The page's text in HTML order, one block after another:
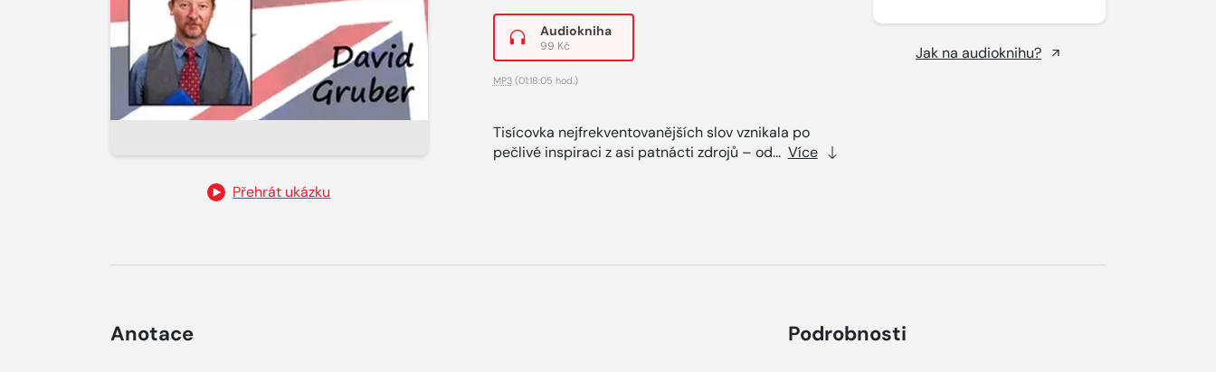
Přehrát ukázku
Audiokniha
99 Kč
MP3(01:18:05 hod.)
Tisícovka nejfrekventovanějších slov vznikala po
pečlivé inspiraci z asi patnácti zdrojů – od... Více
Jak na audioknihu?
Anotace Podrobnosti